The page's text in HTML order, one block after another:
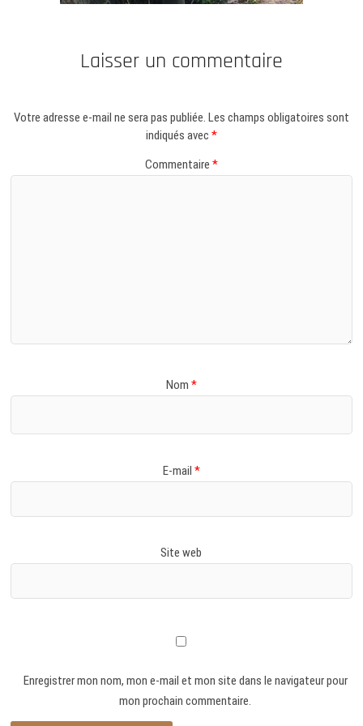
Laisser un commentaire
Votre adresse e-mail ne sera pas publiée. Les champs obligatoires sont
indiqués avec *
Commentaire *
Nom *
E-mail *
Site web
Enregistrer mon nom, mon e-mail et mon site dans le navigateur pour
mon prochain commentaire.